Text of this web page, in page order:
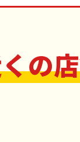
の